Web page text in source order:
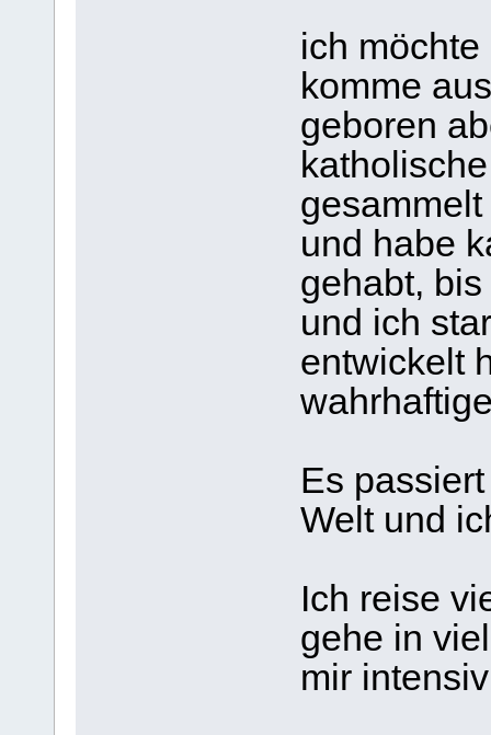
ich
komme
geboren
und habe
gehabt,
und ich
entwickelt
Es
Welt und
Ich reise
gehe in
mir